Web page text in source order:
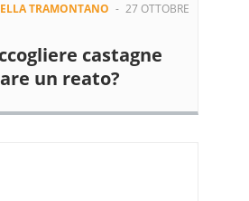
TRAMONTANO - 27 OTTOBRE
castagne
un reato?